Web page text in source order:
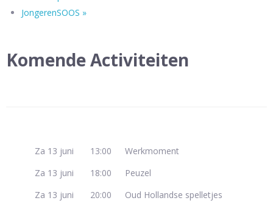
JongerenSOOS »
Komende Activiteiten
Za 13 juni 13:00
Werkmoment
Za 13 juni
18:00
Peuzel
Za 13 juni
20:00
Oud Hollandse spelletjes